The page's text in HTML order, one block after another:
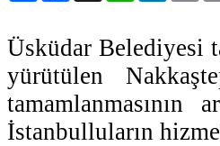
Üsküdar Belediyesi
yürütülen
İstanbulluların